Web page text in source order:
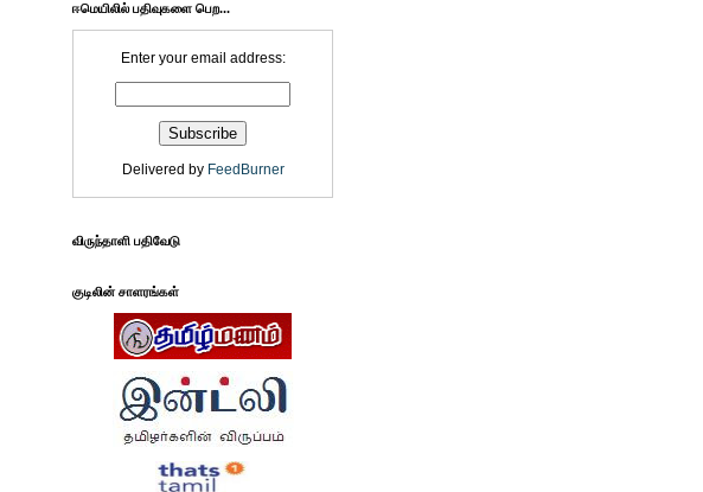
ஈமெயிலில் பதிவுகளை பெற...
Enter your email address:
Delivered by FeedBurner
விருந்தாளி பதிவேடு
குடிலின் சாளரங்கள்